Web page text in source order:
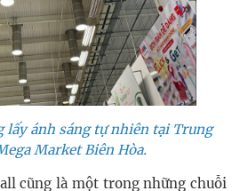
lấy ánh sáng tự nhiên tại Trung
Market Biên Hòa.
cũng là một trong những chuỗi